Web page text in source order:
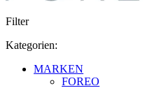
Filter
Kategorien:
MARKEN
FOREO